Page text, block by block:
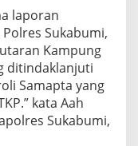
laporan
Sukabumi,
Kampung
ditindaklanjuti
Samapta yang
kata Aah
Sukabumi,